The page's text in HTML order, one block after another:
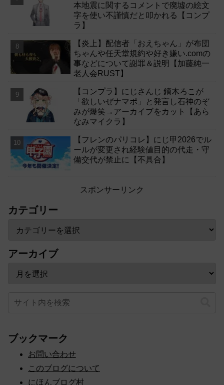
本地震に関するコメントで廃墟の絵文
字を使い不謹慎だと叩かれる【コンプ
ラ】
【炎上】配信者「おえちゃん」が布団
ちゃんや任天堂規約や好き嫌い.comの
事などについて謝罪＆説明【加藤純一
老人会RUST】
【コンプラ】にじさんじ 鏑木ろこが
「欲しいぜナマポ」と発言し石神のぞ
みが爆笑→アーカイブをカット【あら
なみマイクラ】
【フレンのパリコレ】にじ甲2026でル
ールが変更され経験値目的の代走・守
備交代が禁止に【不具合】
スポンサーリンク
カテゴリー
アーカイブ
ブックマーク
お問い合わせ
このブログについて
にほんブログ村